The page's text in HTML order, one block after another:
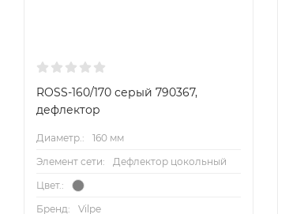
ROSS-160/170 серый 790367,
дефлектор
Диаметр.:
160 мм
Элемент сети:
Дефлектор цокольный
Цвет.:
Бренд: Vilpe